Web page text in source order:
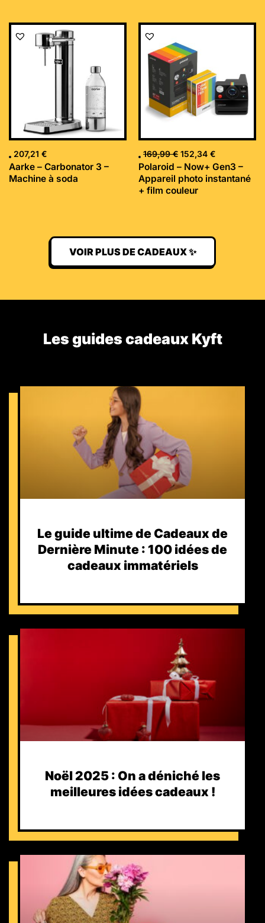
207,21 €
Aarke – Carbonator 3 –
Machine à soda
169,99€
Le
initial
était :
169,99 €.
152,34 €
Le
Polaroid – Now+ Gen3 –
Appareil photo instantané
+ film couleur
VOIR PLUS DE CADEAUX ✨
Les guides cadeaux Kyft​
Le guide ultime de Cadeaux de
Dernière Minute : 100 idées de
cadeaux immatériels
Noël 2025 : On a déniché les
meilleures idées cadeaux !